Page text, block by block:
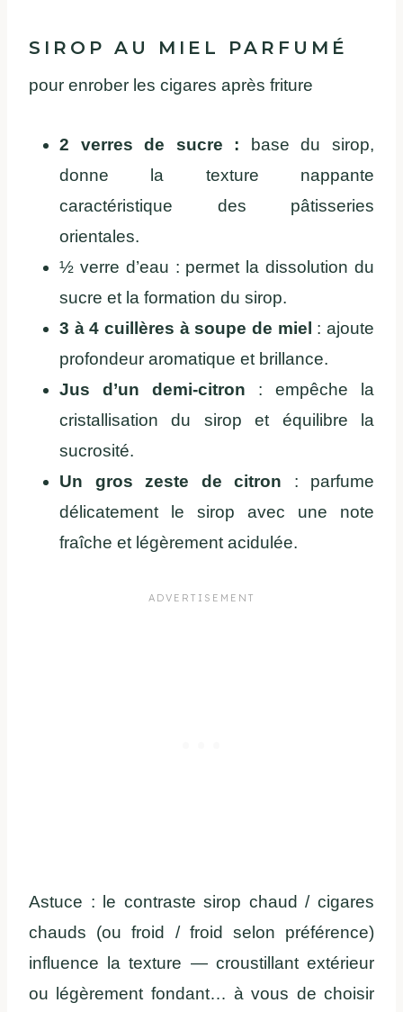
SIROP AU MIEL PARFUMÉ
pour enrober les cigares après friture
2 verres de sucre : base du sirop,
donne la texture nappante
caractéristique des pâtisseries
orientales.
½ verre d’eau : permet la dissolution du
sucre et la formation du sirop.
3 à 4 cuillères à soupe de miel : ajoute
profondeur aromatique et brillance.
Jus d’un demi-citron : empêche la
cristallisation du sirop et équilibre la
sucrosité.
Un gros zeste de citron : parfume
délicatement le sirop avec une note
fraîche et légèrement acidulée.
Astuce : le contraste sirop chaud / cigares
chauds (ou froid / froid selon préférence)
influence la texture — croustillant extérieur
ou légèrement fondant… à vous de choisir